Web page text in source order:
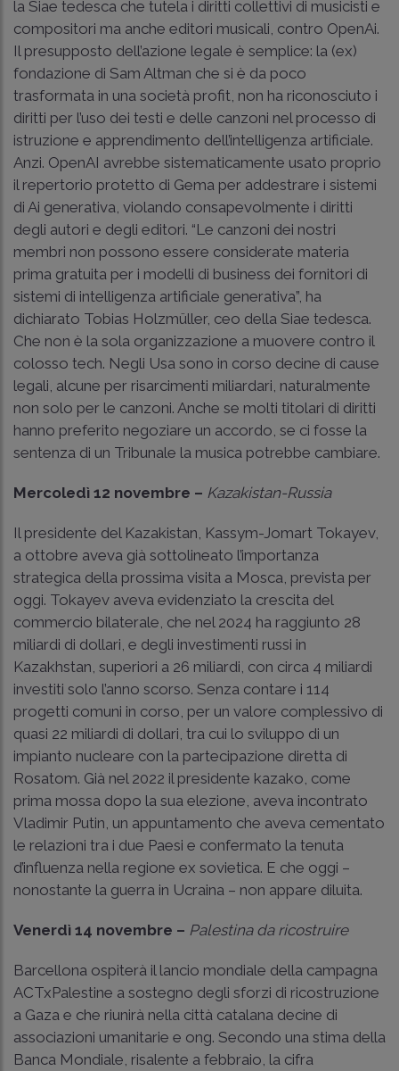
la Siae tedesca che tutela i diritti collettivi di musicisti e
compositori ma anche editori musicali, contro OpenAi.
Il presupposto dell’azione legale è semplice: la (ex)
fondazione di Sam Altman che si è da poco
trasformata in una società profit, non ha riconosciuto i
diritti per l’uso dei testi e delle canzoni nel processo di
istruzione e apprendimento dell’intelligenza artificiale.
Anzi. OpenAI avrebbe sistematicamente usato proprio
il repertorio protetto di Gema per addestrare i sistemi
di Ai generativa, violando consapevolmente i diritti
degli autori e degli editori. “Le canzoni dei nostri
membri non possono essere considerate materia
prima gratuita per i modelli di business dei fornitori di
sistemi di intelligenza artificiale generativa”, ha
dichiarato Tobias Holzmüller, ceo della Siae tedesca.
Che non è la sola organizzazione a muovere contro il
colosso tech. Negli Usa sono in corso decine di cause
legali, alcune per risarcimenti miliardari, naturalmente
non solo per le canzoni. Anche se molti titolari di diritti
hanno preferito negoziare un accordo, se ci fosse la
sentenza di un Tribunale la musica potrebbe cambiare.
Mercoledì 12 novembre – Kazakistan-Russia
Il presidente del Kazakistan, Kassym-Jomart Tokayev,
a ottobre aveva già sottolineato l’importanza
strategica della prossima visita a Mosca, prevista per
oggi. Tokayev aveva evidenziato la crescita del
commercio bilaterale, che nel 2024 ha raggiunto 28
miliardi di dollari, e degli investimenti russi in
Kazakhstan, superiori a 26 miliardi, con circa 4 miliardi
investiti solo l’anno scorso. Senza contare i 114
progetti comuni in corso, per un valore complessivo di
quasi 22 miliardi di dollari, tra cui lo sviluppo di un
impianto nucleare con la partecipazione diretta di
Rosatom. Già nel 2022 il presidente kazako, come
prima mossa dopo la sua elezione, aveva incontrato
Vladimir Putin, un appuntamento che aveva cementato
le relazioni tra i due Paesi e confermato la tenuta
d’influenza nella regione ex sovietica. E che oggi –
nonostante la guerra in Ucraina – non appare diluita.
Venerdì 14 novembre – Palestina da ricostruire
Barcellona ospiterà il lancio mondiale della campagna
ACTxPalestine a sostegno degli sforzi di ricostruzione
a Gaza e che riunirà nella città catalana decine di
associazioni umanitarie e ong. Secondo una stima della
Banca Mondiale, risalente a febbraio, la cifra